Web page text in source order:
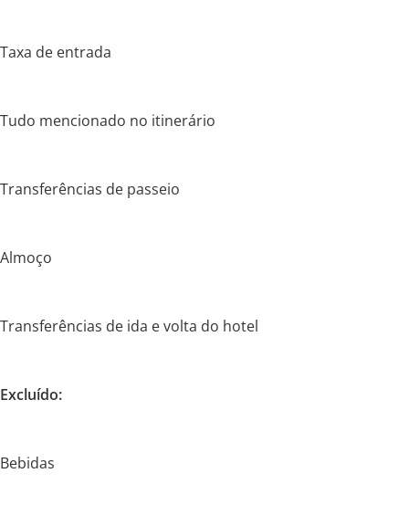
Taxa de entrada
Tudo mencionado no itinerário
Transferências de passeio
Almoço
Transferências de ida e volta do hotel
Excluído:
Bebidas